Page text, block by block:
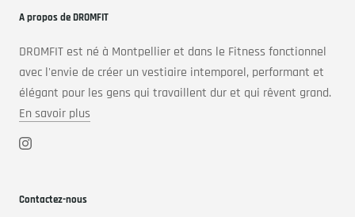
A propos de DROMFIT
DROMFIT est né à Montpellier et dans le Fitness fonctionnel
avec l'envie de créer un vestiaire intemporel, performant et
élégant pour les gens qui travaillent dur et qui rêvent grand.
En savoir plus
Contactez-nous